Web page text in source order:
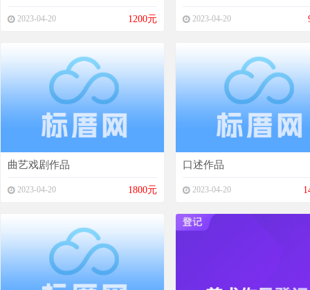
2023-04-20 1200元 2023-04-20
曲艺戏剧作品
2023-04-20 1800元
口述作品
2023-04-20